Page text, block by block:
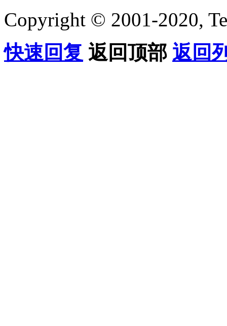
Copyright © 2001-2020,
快速回复 返回顶部 返回